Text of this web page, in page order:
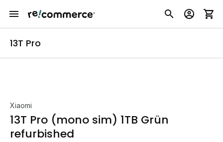
13T Pro
Xiaomi
13T Pro (mono sim) 1TB Grün
refurbished